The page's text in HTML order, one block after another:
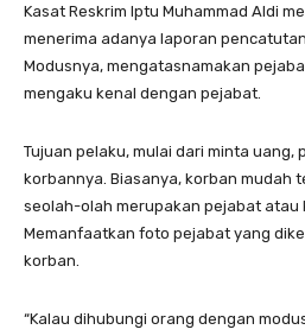
Kasat Reskrim Iptu Muhammad Aldi
menerima adanya laporan
Modusnya, mengatasnamakan
mengaku kenal dengan pejabat.
Tujuan pelaku, mulai dari minta uang,
korbannya. Biasanya, korban mudah
seolah-olah merupakan pejabat atau
Memanfaatkan foto pejabat yang
korban.
“Kalau dihubungi orang dengan